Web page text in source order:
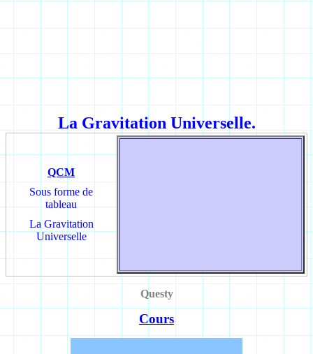
La Gravitation Universelle.
QCM
Sous forme de
tableau
La Gravitation
Universelle
Questy
Cours